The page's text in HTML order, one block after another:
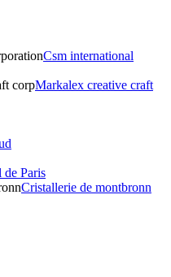
Csm international
Markalex creative craft
de Paris
Cristallerie de montbronn